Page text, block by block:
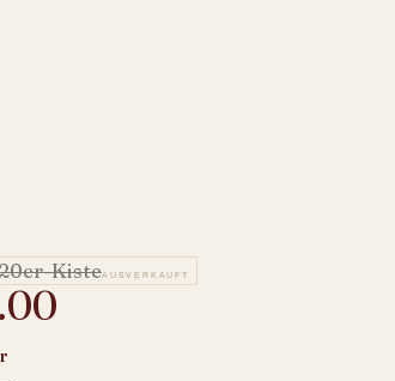
Kisteausverkauft